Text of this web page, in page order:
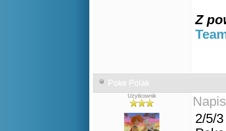
Z
Poke Polak
Użytkownik
2/5/3